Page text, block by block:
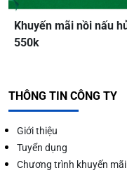
Khuyến mãi nồi nấu
550k
THÔNG TIN CÔNG TY
Giới thiệu
Tuyển dụng
Chương trình khuyến mãi